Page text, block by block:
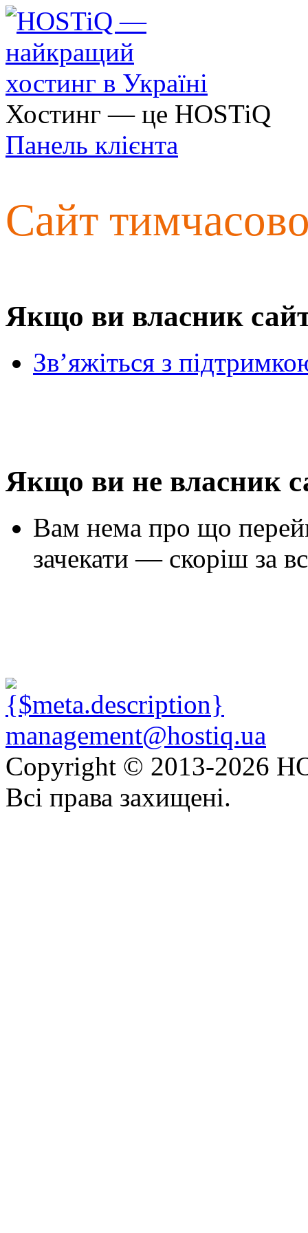
Хостинг — це HOSTiQ
Панель клієнта
Сайт
Якщо ви власник
Зв’яжіться з
Якщо ви не власник
Вам нема про що
зачекати — скоріш за
management@hostiq.ua
Copyright © 2013-2026
Всі права захищені.